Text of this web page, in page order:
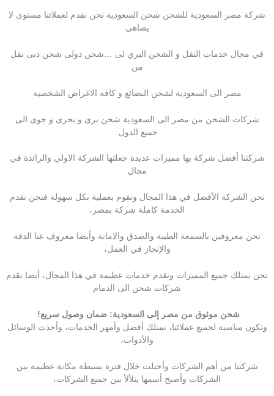
شركة مصر السعودية للشحن شحن السعودية نحن نقدم لعملائنا مستوى لا
يضاهى
في مجال خدمات النقل و الشحن البري لى …شحن دولى شحن دبى نقل
من
مصر الى السعودية لشحن البضائع و كافه الاغراض الشخصية
شركات الشحن من مصر الى السعودية شحن برى و بحرى و جوى الى
جميع الدول.
شركتنا أفضل شركة بها مميزات عديدة جعلتها الشركة الاولي والرائدة في
مجال
نحن الشركة الأفضل في هذا المجال ونقوم بعملية بكل سهولة فنحن نقدم
الخدمة كاملة شركة بمصر،
نحن معروفين بالسمعة الطيبة والصدق والامانة وأيضا معروف عنا الدقة
والإنجاز في العمل،
نحن نمتلك جميع المميزات ونقدم خدمات عظيمة في هذا المجال، أيضا نقدم
شركات شحن الى الدمام
شحن موثوق من مصر إلى السعودية: ضمان وصول سريع!
وتكون مناسبة لجميع عملائنا، نمتلك أفضل وأمهر الخدمات، وأحدث الوسائل
والأدوات،
شركتنا من أهم الشركات وأحتلت خلال فترة بسيطة مكانة عظيمة بين
الشركات وأصبح أسمها يتلألأ بين جميع الشركات،